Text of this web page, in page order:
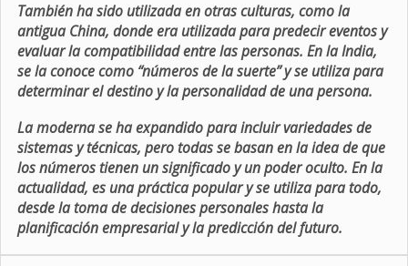
También ha sido utilizada en otras culturas, como la
antigua China, donde era utilizada para predecir eventos y
evaluar la compatibilidad entre las personas. En la India,
se la conoce como “números de la suerte” y se utiliza para
determinar el destino y la personalidad de una persona.
La moderna se ha expandido para incluir variedades de
sistemas y técnicas, pero todas se basan en la idea de que
los números tienen un significado y un poder oculto. En la
actualidad, es una práctica popular y se utiliza para todo,
desde la toma de decisiones personales hasta la
planificación empresarial y la predicción del futuro.